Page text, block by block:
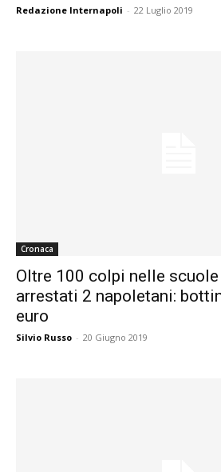
Redazione Internapoli - 22 Luglio 2019
Cronaca
Oltre 100 colpi nelle scuole
arrestati 2 napoletani:
euro
Silvio Russo - 20 Giugno 2019